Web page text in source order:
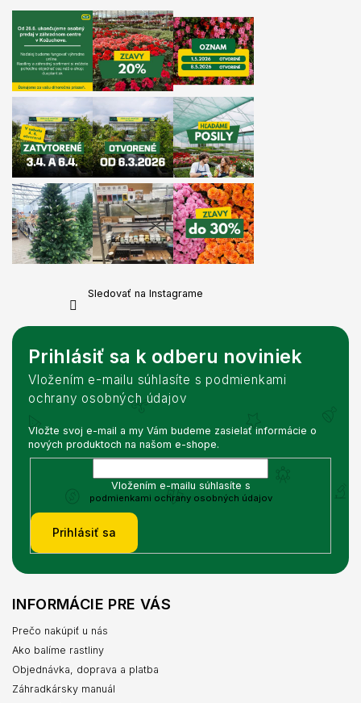
Sledovať na Instagrame
Prihlásiť sa k odberu noviniek
Vložením e-mailu súhlasíte s podmienkami
ochrany osobných údajov
Vložte svoj e-mail a my Vám budeme zasielať informácie o
nových produktoch na našom e-shope.
Vložením e-mailu súhlasíte s
podmienkami ochrany osobných údajov
Prihlásiť sa
INFORMÁCIE PRE VÁS
Prečo nakúpiť u nás
Ako balíme rastliny
Objednávka, doprava a platba
Záhradkársky manuál